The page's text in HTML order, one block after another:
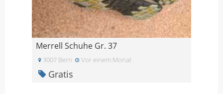
Merrell Schuhe Gr. 37
3007 Bern Vor einem Monat
Gratis